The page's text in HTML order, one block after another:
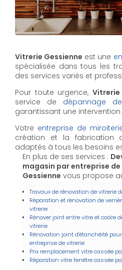
Vitrerie Gessienne est une
spécialisée dans tous les
des services variés et
Pour toute urgence, Vitrerie
service de dépannage
garantissant une
Votre entreprise de
création et la fabrication
adaptés à tous les besoins
En plus de ses services :
magasin par entreprise
Gessienne vous propose
Travaux de rénovation de vitrerie
Réparation et rénovation de
vitrerie
Rénover joint entre vitre et cadre
vitrerie
Rénovation joint d'étanchéité
entreprise de vitrerie
Prix remplacement vitre cassée
Réparation vitre fenêtre cassée